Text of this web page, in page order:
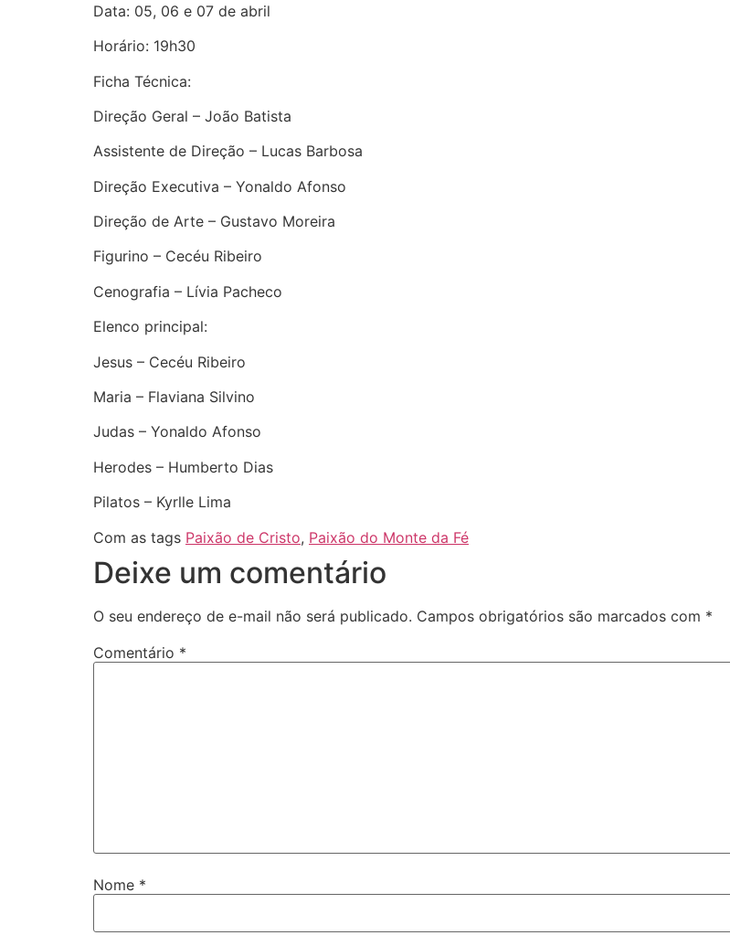
Data: 05, 06 e 07 de abril
Horário: 19h30
Ficha Técnica:
Direção Geral – João Batista
Assistente de Direção – Lucas Barbosa
Direção Executiva – Yonaldo Afonso
Direção de Arte – Gustavo Moreira
Figurino – Cecéu Ribeiro
Cenografia – Lívia Pacheco
Elenco principal:
Jesus – Cecéu Ribeiro
Maria – Flaviana Silvino
Judas – Yonaldo Afonso
Herodes – Humberto Dias
Pilatos – Kyrlle Lima
Com as tags Paixão de Cristo, Paixão do Monte da Fé
Deixe um comentário
O seu endereço de e-mail não será publicado. Campos obrigatórios são marcados com *
Comentário *
Nome *